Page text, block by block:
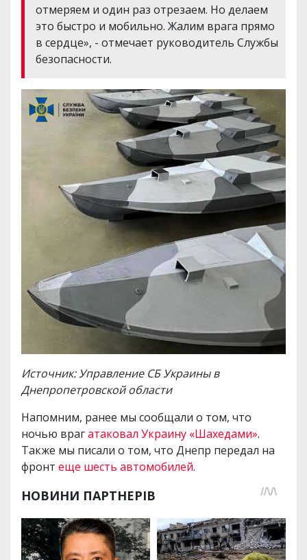
отмеряем и один раз отрезаем. Но делаем
это быстро и мобильно. Жалим врага прямо
в сердце», - отмечает руководитель Службы
безопасности.
Источник: Управление СБ Украины в
Днепропетровской области
Напомним, ранее мы сообщали о том, что
ночью врагатаковал Украину «Шахедами».
Также мы писали о том, что Днепр передал на
фронт еще шесть автомобилей.